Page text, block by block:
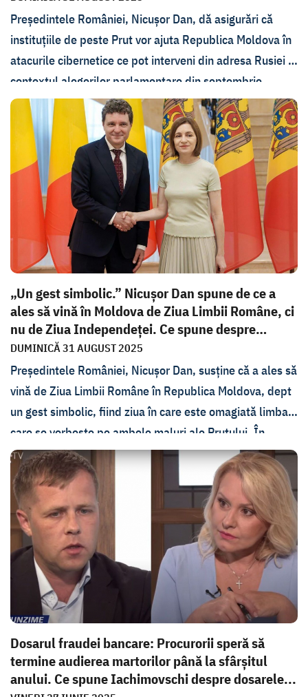
Președintele României, Nicușor Dan, dă asigurări că
instituțiile de peste Prut vor ajuta Republica Moldova în
atacurile cibernetice ce pot interveni din adresa Rusiei în
contextul alegerilor parlamentare din septembrie.
Oficialul de la București a declarat în studioul emisiunii
În PROfunzime că există în plan european un ajutor pe
care este oferit țării noastre în ceea ce privește atacurile
cibernetice.
„Un gest simbolic.” Nicușor Dan spune de ce a
ales să vină în Moldova de Ziua Limbii Române, ci
nu de Ziua Independeței. Ce spune despre
discu...
DUMINICĂ 31 AUGUST 2025
Președintele României, Nicușor Dan, susține că a ales să
vină de Ziua Limbii Române în Republica Moldova, dept
un gest simbolic, fiind ziua în care este omagiată limba
care se vorbește pe ambele maluri ale Prutului. În
același timp, acesta a dezmințit informațiile precum că
nu a felicitat Republica Moldova cu Ziua Independenței,
apărute în spațiul public, și spune că a făcut asta printr-
o scrisoare oficială. Declarațiile au fost făcute în cadrul
unei ediții speciale a emisiunii În PROfunzime cu Lorena
Bogza.
Dosarul fraudei bancare: Procurorii speră să
termine audierea martorilor până la sfârșitul
anului. Ce spune Iachimovschi despre dosarele...